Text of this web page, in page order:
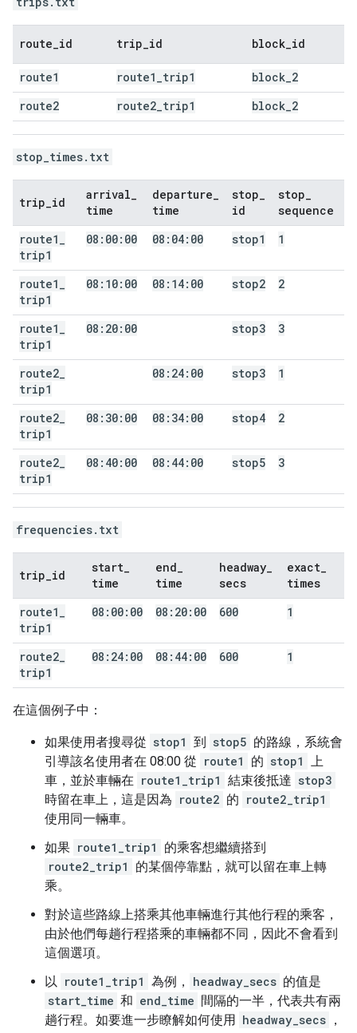
route id trip id block id
route1 route1 trip1 block 2
route2
route2 trip1 block 2
stop_times.txt
trip id
arrival
time
departure
time
stop
id
stop
sequence
route1
trip1
08:00:00 08:04:00 stop1 1
route1
trip1
08:10:00 08:14:00 stop2 2
route1
trip1
08:20:00 stop3 3
route2
trip1
08:24:00 stop3 1
route2
trip1
08:30:00 08:34:00 stop4 2
route2
trip1
08:40:00 08:44:00 stop5 3
frequencies.txt
trip id
start
time
end
time
headway
secs
exact
times
route1
trip1
08:00:00 08:20:00 600 1
route2
trip1
08:24:00 08:44:00 600 1
在這個例子中：
如果使用者搜尋從 stop1 到 stop5 的路線，系統會
引導該名使用者在 08:00 從 route1 的 stop1 上
車，並於車輛在 route1_trip1 結束後抵達 stop3
時留在車上，這是因為 route2 的 route2_trip1
使用同一輛車。
如果 route1_trip1
的乘客想繼續搭到
route2_trip1
的某個停靠點，就可以留在車上轉
乘。
對於這些路線上搭乘其他車輛進行其他行程的乘客，
由於他們每趟行程搭乘的車輛都不同，因此不會看到
這個選項。
以 route1_trip1 為例， headway_secs 的值是
start_time 和 end_time 間隔的一半，代表共有兩
趟行程。如要進一步瞭解如何使用 headway_secs ，